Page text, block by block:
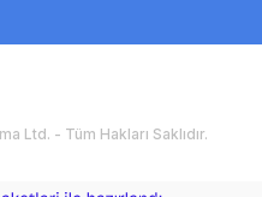
Ltd. - Tüm Hakları Saklıdır.